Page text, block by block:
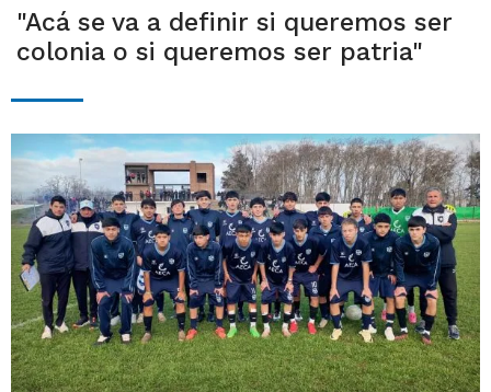
"Acá se va a definir si queremos ser
colonia o si queremos ser patria"